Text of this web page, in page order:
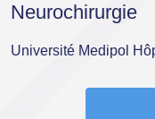
Neurochirurgie
Université Medipol